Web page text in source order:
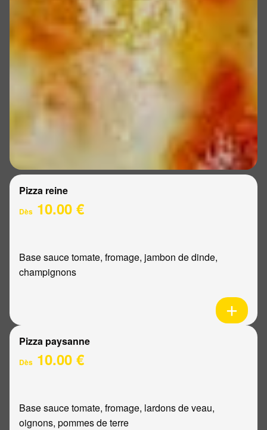
Pizza reine
Dès 10.00 €
Base sauce tomate, fromage, jambon de dinde,
champignons
Pizza paysanne
Dès 10.00 €
Base sauce tomate, fromage, lardons de veau,
oignons, pommes de terre